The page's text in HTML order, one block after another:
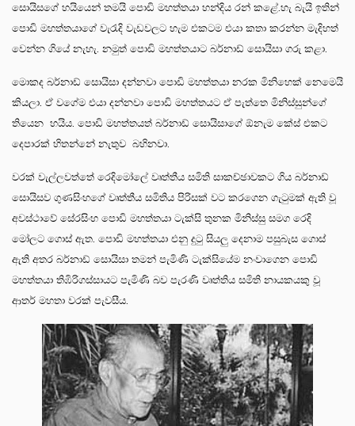
සොයිසගේ හයියෙන් තමයි පොඩි මහත්තයා හන්දිය රන් කළේ.හැ බැයි ඉතින්
පොඩි මහත්තයාගේ වැරැදි වැඩවලට හැම එකටම එයා කතා කරන්න මැදිහත්
වෙන්න ගියේ නැහැ. නමුත් පොඩි මහත්තයාට බර්නාඩ් සොයිසා ගරු කළා.
මොකද බර්නාඩ් සොයිසා දන්නවා පොඩි මහත්තයා නරක මිනිහෙක් නෙමෙයි
කියලා. ඒ වගේම එයා දන්නවා පොඩි මහත්තයට ඒ පැත්තෙ මිනිස්සුන්ගේ
තියෙන හයිය. පොඩි මහත්තයත් බර්නාඩ් සොයිසාගේ ඕනැම කේස් එකට
දෙපාරක් හිතන්නේ නැතුව බහිනවා.
වරක් වැල්ලවත්තේ රෙදිමෝලේ වෘත්තීය සමිති සාකච්ඡාවකට ගිය බර්නාඩ්
සොයිසව ගුණසිංහගේ වෘත්තීය සමිතිය පිරිසක් වට කරගෙන ගැටුමක් ඇති වූ
අවස්ථාවේ සේරසිංහ පොඩි මහත්තයා ටැක්සි තුනක මිනිස්සු සමග රෙදි
මෝලට ගොස් ඇත. පොඩි මහත්තයා එනු දුටු සියලු දෙනාම පසුබැස ගොස්
ඇති අතර බර්නාඩ් සොයිසා තමන් පැමිණි ටැක්සියේම නංවාගෙන පොඩි
මහත්තයා තිඹිරිගස්සායට පැමිණි බව පැරණි වෘත්තිය සමිති නායකයකු වූ
ආතර් මහතා වරක් පැවසීය.